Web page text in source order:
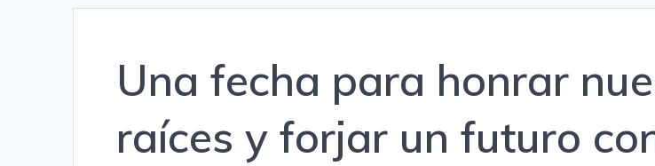
Una fecha para honrar
raíces y forjar un futuro